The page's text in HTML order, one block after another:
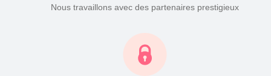
Nous travaillons avec des partenaires prestigieux